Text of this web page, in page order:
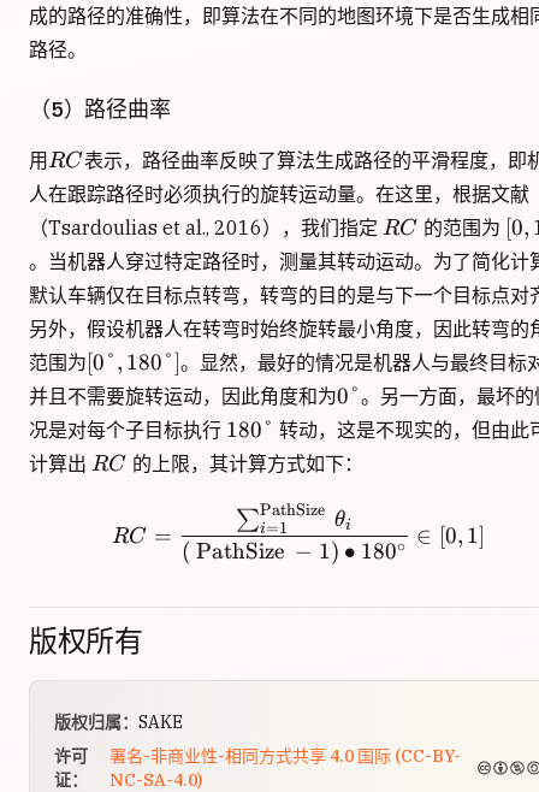
成的路径的准确性，即算法在不同的地图环境下是否生成相
路径。
（5）路径曲率
用 RC
RC表示，路径曲率反映了算法生成路径的平滑程度，即
人在跟踪路径时必须执行的旋转运动量。在这里，根据文献
（Tsardoulias et al., 2016），我们指定 RC
RC 的范围为 [0,
。当机器人穿过特定路径时，测量其转动运动。为了简化计
默认车辆仅在目标点转弯，转弯的目的是与下一个目标点对
另外，假设机器人在转弯时始终旋转最小角度，因此转弯的
范围为[0°,180°]
[0°, 180°]。显然，最好的情况是机器人与最终目标
并且不需要旋转运动，因此角度和为0°
0°。另一方面，最坏的
况是对每个子目标执行 180°
180° 转动，这是不现实的，但由此
计算出 RC
RC 的上限，其计算方式如下：
R
RC =
( PathSize − 1) ∙ 180∘
∑i=1
PathSize θi ∈ [0, 1]
版权所有
版权归属： SAKE
许可
证：
署名-非商业性-相同方式共享 4.0 国际 (CC-BY-
NC-SA-4.0)